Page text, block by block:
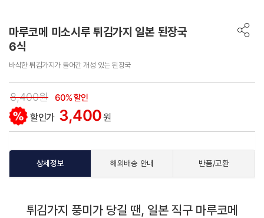
마루코메 미소시루 튀김가지 일본 된장국
6식
바삭한 튀김가지가 들어간 개성 있는 된장국
8,400원 60% 할인
할인가 3,400원
상세정보 해외배송 안내 반품/교환
튀김가지 풍미가 당길 땐, 일본 직구 마루코메